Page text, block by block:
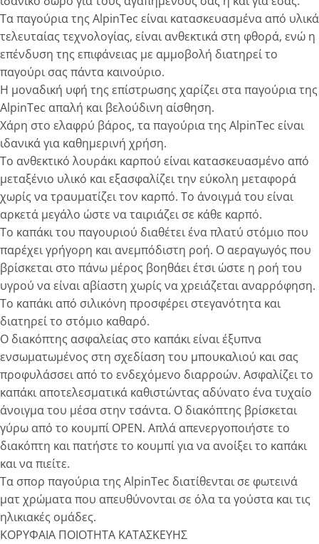
Τα παγούρια της AlpinTec είναι κατασκευασμένα από υλικά
τελευταίας τεχνολογίας, είναι ανθεκτικά στη φθορά, ενώ η
επένδυση της επιφάνειας με αμμοβολή διατηρεί το
παγούρι σας πάντα καινούριο.
Η μοναδική υφή της επίστρωσης χαρίζει στα παγούρια της
AlpinTec απαλή και βελούδινη αίσθηση.
Χάρη στο ελαφρύ βάρος, τα παγούρια της AlpinTec είναι
ιδανικά για καθημερινή χρήση.
To ανθεκτικό λουράκι καρπού είναι κατασκευασμένο από
μεταξένιο υλικό και εξασφαλίζει την εύκολη μεταφορά
χωρίς να τραυματίζει τον καρπό. Το άνοιγμά του είναι
αρκετά μεγάλο ώστε να ταιριάζει σε κάθε καρπό.
Το καπάκι του παγουριού διαθέτει ένα πλατύ στόμιο που
παρέχει γρήγορη και ανεμπόδιστη ροή. O αεραγωγός που
βρίσκεται στο πάνω μέρος βοηθάει έτσι ώστε η ροή του
υγρού να είναι αβίαστη χωρίς να χρειάζεται αναρρόφηση.
Το καπάκι από σιλικόνη προσφέρει στεγανότητα και
διατηρεί το στόμιο καθαρό.
O διακόπτης ασφαλείας στο καπάκι είναι έξυπνα
ενσωματωμένος στη σχεδίαση του μπουκαλιού και σας
προφυλάσσει από το ενδεχόμενο διαρροών. Ασφαλίζει το
καπάκι αποτελεσματικά καθιστώντας αδύνατο ένα τυχαίο
άνοιγμα του μέσα στην τσάντα. Ο διακόπτης βρίσκεται
γύρω από το κουμπί OPEN. Απλά απενεργοποιήστε το
διακόπτη και πατήστε το κουμπί για να ανοίξει το καπάκι
και να πιείτε.
Τα σπορ παγούρια της AlpinTec διατίθενται σε φωτεινά
ματ χρώματα που απευθύνονται σε όλα τα γούστα και τις
ηλικιακές ομάδες.
ΚΟΡΥΦΑΙΑ ΠΟΙΟΤΗΤΑ ΚΑΤΑΣΚΕΥΗΣ